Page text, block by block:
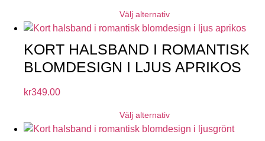
Välj alternativ
KORT HALSBAND I ROMANTISK
BLOMDESIGN I LJUS APRIKOS
kr349.00
Välj alternativ